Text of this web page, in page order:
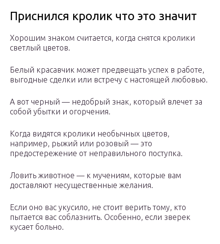
Приснился кролик что это значит
Хорошим знаком считается, когда снятся кролики
светлый цветов.
Белый красавчик может предвещать успех в работе,
выгодные сделки или встречу с настоящей любовью.
А вот черный — недобрый знак, который влечет за
собой убытки и огорчения.
Когда видятся кролики необычных цветов,
например, рыжий или розовый — это
предостережение от неправильного поступка.
Ловить животное — к мучениям, которые вам
доставляют несущественные желания.
Если оно вас укусило, не стоит верить тому, кто
пытается вас соблазнить. Особенно, если зверек
кусает больно.